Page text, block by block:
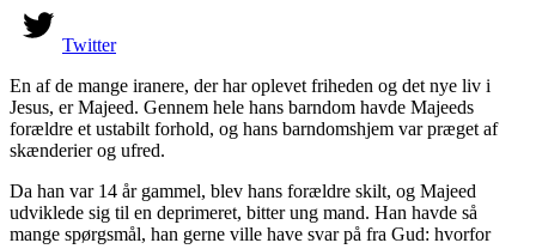
Twitter
En af de mange iranere, der har oplevet friheden og det nye liv i
Jesus, er Majeed. Gennem hele hans barndom havde Majeeds
forældre et ustabilt forhold, og hans barndomshjem var præget af
skænderier og ufred.
Da han var 14 år gammel, blev hans forældre skilt, og Majeed
udviklede sig til en deprimeret, bitter ung mand. Han havde så
mange spørgsmål, han gerne ville have svar på fra Gud: hvorfor